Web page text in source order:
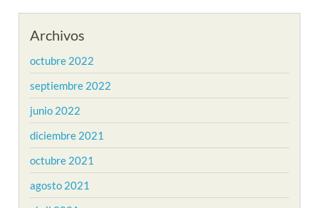
Archivos
octubre 2022
septiembre 2022
junio 2022
diciembre 2021
octubre 2021
agosto 2021